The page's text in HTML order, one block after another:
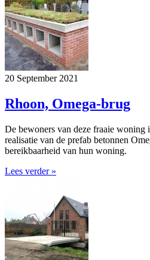
20 September 2021
Rhoon, Omega-brug
De bewoners van deze fraaie
realisatie van de prefab betonnen
bereikbaarheid van hun woning.
Lees verder »